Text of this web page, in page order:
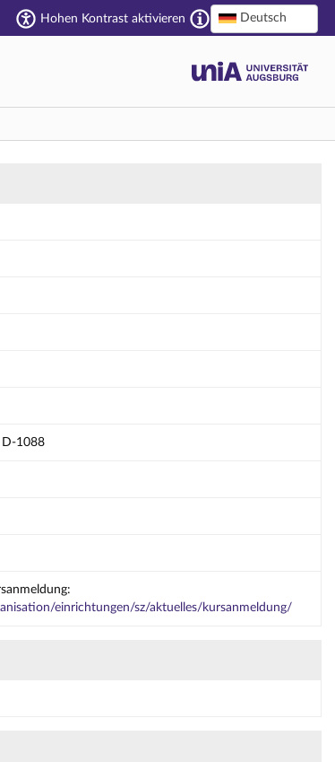
Hohen Kontrast aktivieren Deutsch
D-1088
einrichtungen/sz/aktuelles/kursanmeldung/